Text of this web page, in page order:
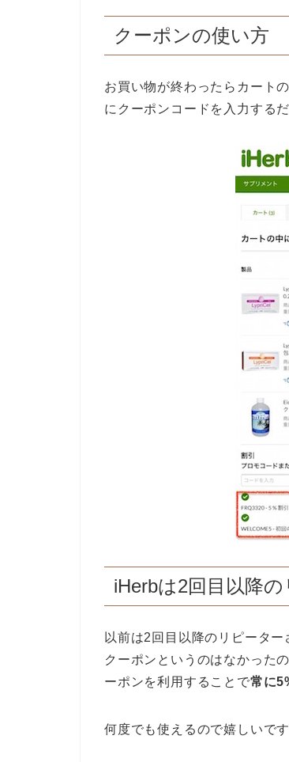
クーポンの使い方
お買い物が終わったらカート
にクーポンコードを入力するだ
iHerbは2回目以降
以前は2回目以降のリピータ
クーポンというのはなかった
ーポンを利用することで常に
何度でも使えるので嬉しいで